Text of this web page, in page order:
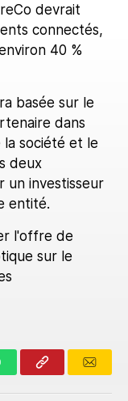
devrait
connectés,
40 %
basée sur le
dans
société et le
deux
un investisseur
entité.
l'offre de
sur le